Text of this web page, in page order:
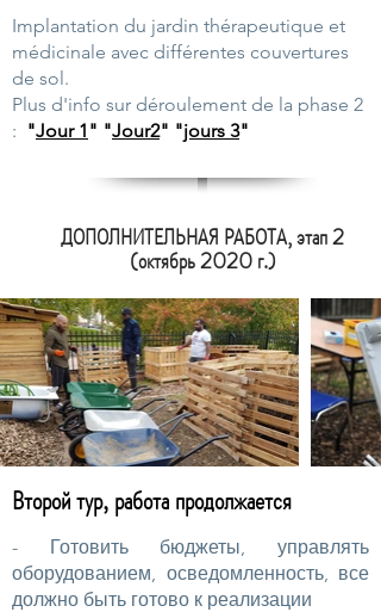
Implantation du jardin thérapeutique et
médicinale avec différentes couvertures
de sol.
Plus d'info sur déroulement de la phase 2
: "Jour 1 " "Jour2" "jours 3"
ДОПОЛНИТЕЛЬНАЯ РАБОТА, этап 2
(октябрь 2020 г.)
Второй тур, работа продолжается
- Готовить бюджеты, управлять
оборудованием, осведомленность, все
должно быть готово к реализации